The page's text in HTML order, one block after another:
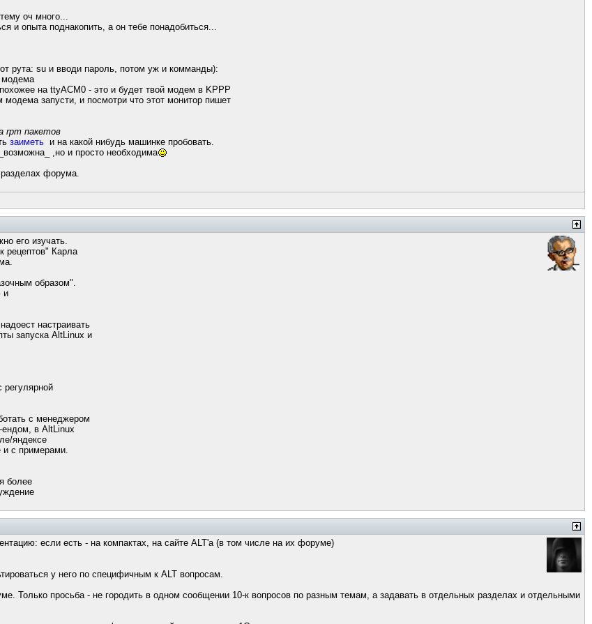
оч много...
и опыта поднакопить, а он тебе понадобиться...
рута: su и вводи пароль, потом уж и комманды):
модема
на ttyACM0 - это и будет твой модем в KPPP
запусти, и посмотри что этот монитор пишет
rpm пакетов
заиметь и на какой нибудь машинке пробовать.
,но и просто необходима
форума.
его изучать.
рецептов" Карла
образом".
и
настраивать
запуска AltLinux и
с менеджером
ендом, в AltLinux
яндексе
и с примерами.
более
если есть - на компактах, на сайте ALT'а (в том числе на их форуме)
у него по специфичным к ALT вопросам.
Только просьба - не городить в одном сообщении 10-к вопросов по разным темам, а задавать в отдельных разделах и отдельными